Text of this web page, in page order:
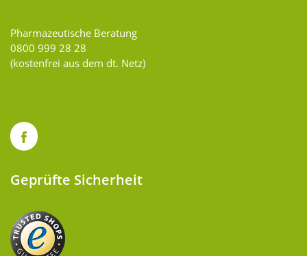
Pharmazeutische Beratung
0800 999 28 28
(kostenfrei aus dem dt. Netz)
Geprüfte Sicherheit